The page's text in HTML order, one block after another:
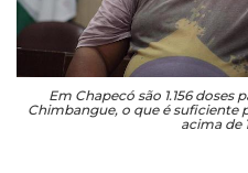
Em Chapecó são 1.156 doses
Chimbangue, o que é suficiente
acima de